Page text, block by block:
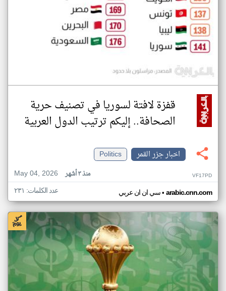
قفزة لافتة لسوريا في تصنيف حرية
الصحافة.. إليكم ترتيب الدول العربية
اخبار جزر القمر
Politics
May 04, 2026
منذ ٣ أشهر VF17PD
سي ان ان عربي• arabic.cnn.com عدد الكلمات: ٢٣١